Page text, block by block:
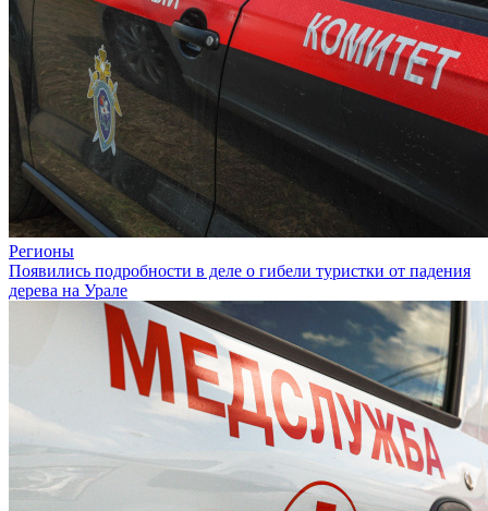
Регионы
Появились подробности в деле о гибели туристки от падения
дерева на Урале